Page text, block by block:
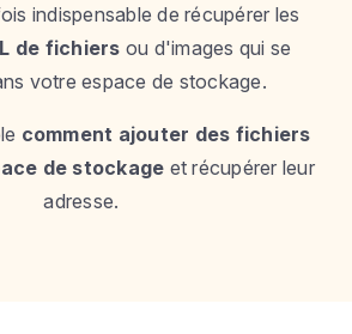
indispensable de récupérer les
de fichiers ou d'images qui se
votre espace de stockage.
comment ajouter des fichiers
de stockage et récupérer leur
adresse.